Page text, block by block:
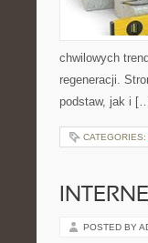
chwilowych
regeneracji.
podstaw, jak i
CATEGORIES:
POSTED BY